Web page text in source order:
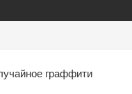
граффити